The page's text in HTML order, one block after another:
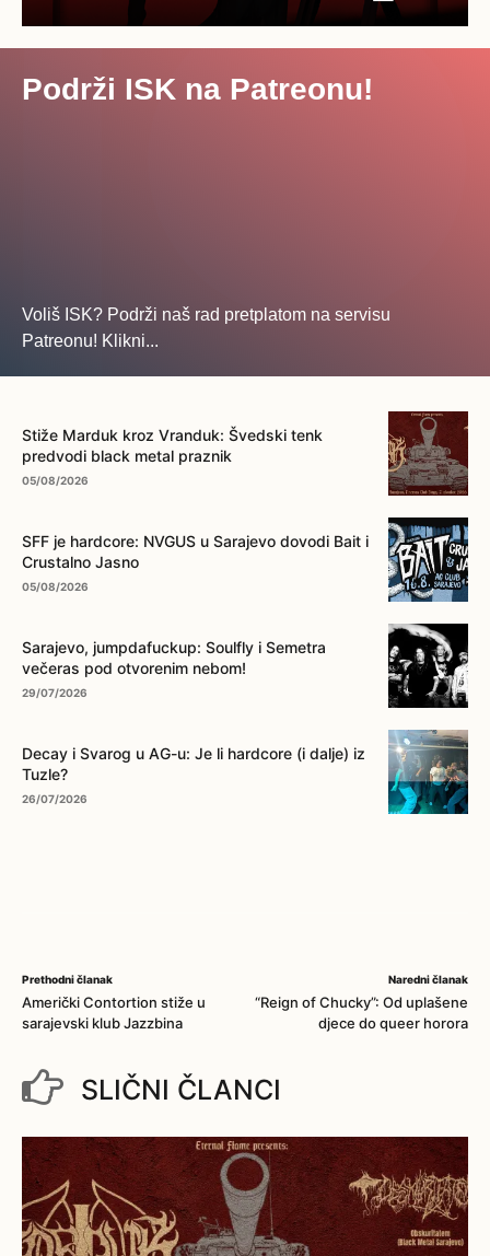
Podrži ISK na Patreonu!
Voliš ISK? Podrži naš rad pretplatom na servisu
Patreonu! Klikni...
Stiže Marduk kroz Vranduk: Švedski tenk
predvodi black metal praznik
05/08/2026
SFF je hardcore: NVGUS u Sarajevo dovodi Bait i
Crustalno Jasno
05/08/2026
Sarajevo, jumpdafuckup: Soulfly i Semetra
večeras pod otvorenim nebom!
29/07/2026
Decay i Svarog u AG-u: Je li hardcore (i dalje) iz
Tuzle?
26/07/2026
Prethodni članak
Američki Contortion stiže u
sarajevski klub Jazzbina
Naredni članak
“Reign of Chucky”: Od uplašene
djece do queer horora
SLIČNI ČLANCI